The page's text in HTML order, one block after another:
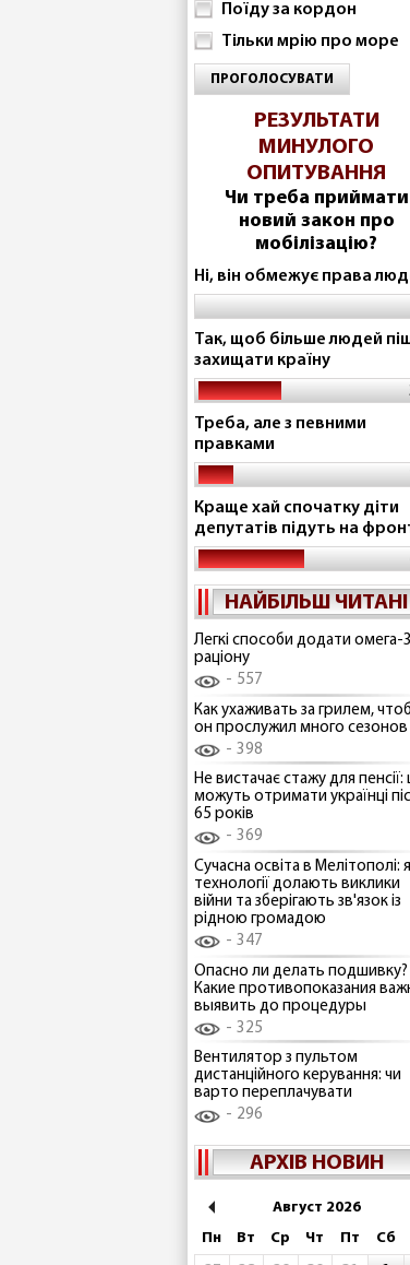
Поїду за кордон
Тільки мрію про море
ПРОГОЛОСУВАТИ
РЕЗУЛЬТАТИ
МИНУЛОГО
ОПИТУВАННЯ
Чи треба приймати
новий закон про
мобілізацію?
Ні, він обмежує права
Так, щоб більше людей
захищати країну
Треба, але з певними
правками
Краще хай спочатку діти
депутатів підуть на
НАЙБІЛЬШ ЧИТАНІ
Легкі способи додати омега-
раціону
557
Как ухаживать за грилем,
он прослужил много сезонов
398
Не вистачає стажу для
можуть отримати українці
65 років
369
Сучасна освіта в Мелітополі:
технології долають виклики
війни та зберігають зв'язок із
рідною громадою
347
Опасно ли делать подшивку?
Какие противопоказания
выявить до процедуры
325
Вентилятор з пультом
дистанційного керування: чи
варто переплачувати
296
АРХІВ НОВИН
Август 2026
Пн
Вт Ср Чт Пт Сб